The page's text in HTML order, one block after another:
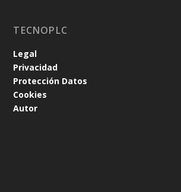
TECNOPLC
Legal
Privacidad
Protección Datos
Cookies
Autor